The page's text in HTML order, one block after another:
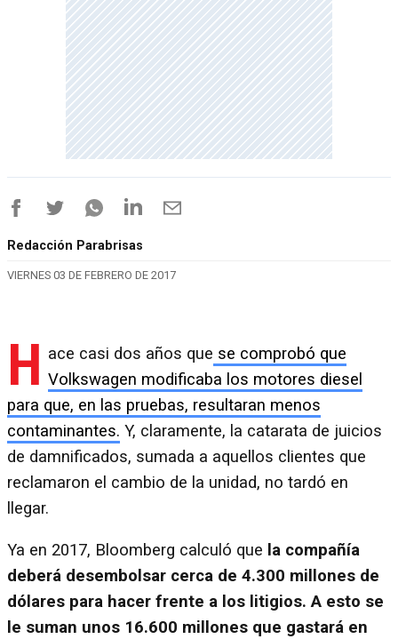
Redacción Parabrisas
VIERNES 03 DE FEBRERO DE 2017
H ace casi dos años que se comprobó que
Volkswagen modificaba los motores diesel
para que, en las pruebas, resultaran menos
contaminantes. Y, claramente, la catarata de juicios
de damnificados, sumada a aquellos clientes que
reclamaron el cambio de la unidad, no tardó en
llegar.
Ya en 2017, Bloomberg calculó que la compañía
deberá desembolsar cerca de 4.300 millones de
dólares para hacer frente a los litigios. A esto se
le suman unos 16.600 millones que gastará en